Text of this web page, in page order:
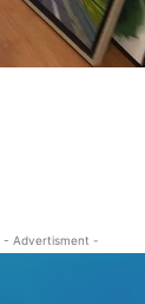
- Advertisment -